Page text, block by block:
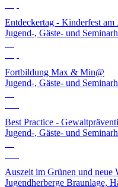
Entdeckertag - Kinderfest
Jugend-, Gäste- und
Fortbildung Max & Min@
Jugend-, Gäste- und
Best Practice -
Jugend-, Gäste- und
Auszeit im Grünen und neue
Jugendherberge Braunlage,